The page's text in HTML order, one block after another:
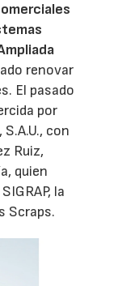
renovar
El pasado
por
con
Ruiz,
quien
la
Scraps.